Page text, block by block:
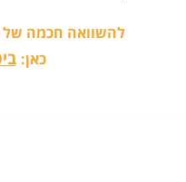
להשוואה חכמה של
כאן: